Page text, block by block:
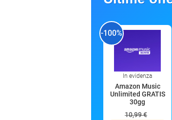
-100%
In evidenza
Amazon Music
Unlimited GRATIS
30gg
10,99 €